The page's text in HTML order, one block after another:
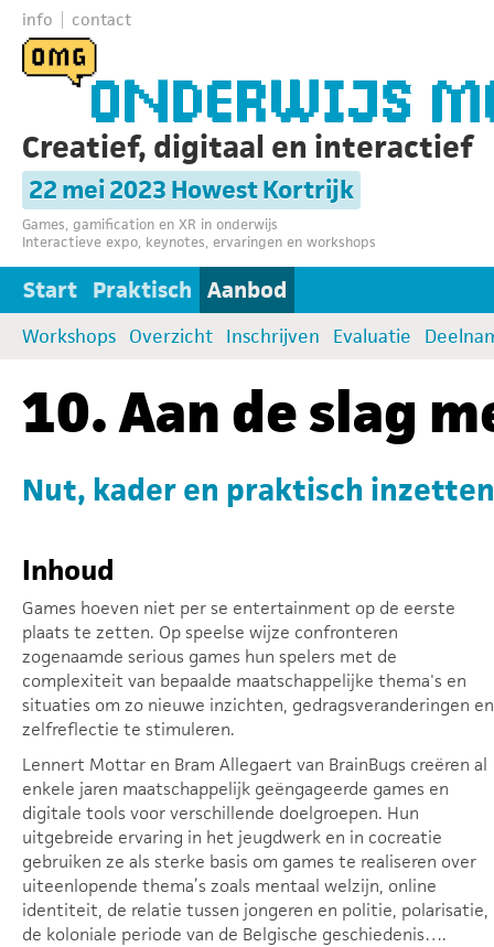
info contact
Creatief, digitaal en interactief
22 mei 2023 Howest Kortrijk
Games, gamification en XR in onderwijs
Interactieve expo, keynotes, ervaringen en workshops
Start Praktisch Aanbod
Workshops Overzicht Inschrijven Evaluatie
10. Aan de slag
Nut, kader en praktisch
Inhoud
Games hoeven niet per se entertainment op de eerste
plaats te zetten. Op speelse wijze confronteren
zogenaamde serious games hun spelers met de
complexiteit van bepaalde maatschappelijke thema's en
situaties om zo nieuwe inzichten, gedragsveranderingen en
zelfreflectie te stimuleren.
Lennert Mottar en Bram Allegaert van BrainBugs creëren al
enkele jaren maatschappelijk geëngageerde games en
digitale tools voor verschillende doelgroepen. Hun
uitgebreide ervaring in het jeugdwerk en in cocreatie
gebruiken ze als sterke basis om games te realiseren over
uiteenlopende thema’s zoals mentaal welzijn, online
identiteit, de relatie tussen jongeren en politie, polarisatie,
de koloniale periode van de Belgische geschiedenis….